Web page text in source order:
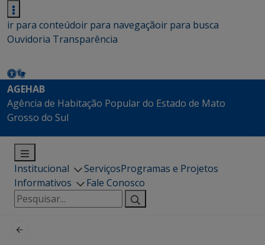
ir para conteúdoir para navegaçãoir para busca
Ouvidoria Transparência
AGEHAB
Agência de Habitação Popular do Estado de Mato
Grosso do Sul
Institucional ServiçosProgramas e Projetos
Informativos
Fale Conosco
Pesquisar
por: